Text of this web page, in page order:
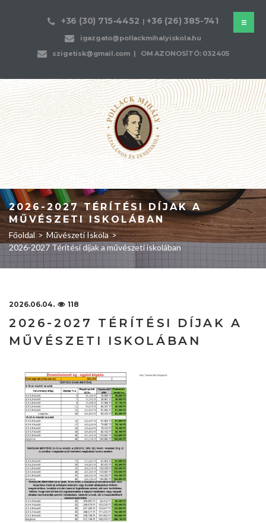
+36 (30) 715-4452 | +36 (26) 385-741
igazgato@pollackmihalyiskola.hu
szigetisk@gmail.com | OM AZONOSÍTÓ: 032405
2026-2027 TÉRÍTÉSI DÍJAK A
MŰVÉSZETI ISKOLÁBAN
Főoldal > Művészeti Iskola >
2026-2027 Térítési díjak a művészeti iskolában
2026.06.04. 118
2026-2027 TÉRÍTÉSI DÍJAK A
MŰVÉSZETI ISKOLÁBAN